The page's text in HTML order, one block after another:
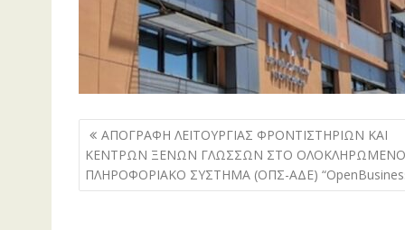
Πλοήγηση
άρθρων
ΑΠΟΓΡΑΦΗ ΛΕΙΤΟΥΡΓΙΑΣ ΦΡΟΝΤΙΣΤΗΡΙΩΝ ΚΑΙ
ΚΕΝΤΡΩΝ ΞΕΝΩΝ ΓΛΩΣΣΩΝ ΣΤΟ ΟΛΟΚΛΗΡΩΜΕΝΟ
ΠΛΗΡΟΦΟΡΙΑΚΟ ΣΥΣΤΗΜΑ (ΟΠΣ-ΑΔΕ)